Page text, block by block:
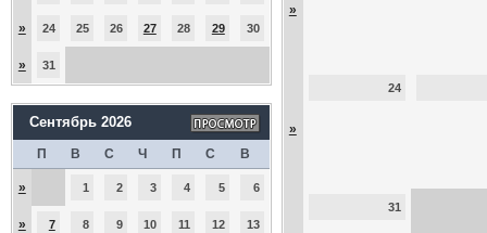
» 24 25 26 27 28 29 30
» 31
Сентябрь 2026
П В С Ч П С В
» 1 2 3 4 5 6
» 7 8 9 10 11 12 13
»
»
24
31